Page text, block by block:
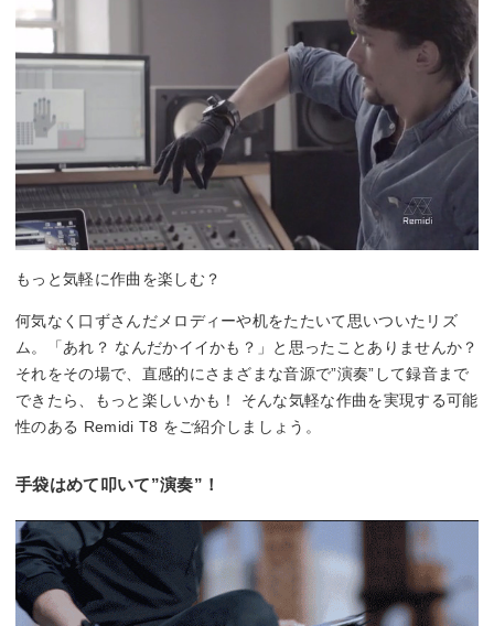
もっと気軽に作曲を楽しむ？
何気なく口ずさんだメロディーや机をたたいて思いついたリズ
ム。「あれ？ なんだかイイかも？」と思ったことありませんか？
それをその場で、直感的にさまざまな音源で”演奏”して録音まで
できたら、もっと楽しいかも！ そんな気軽な作曲を実現する可能
性のある Remidi T8 をご紹介しましょう。
手袋はめて叩いて”演奏”！